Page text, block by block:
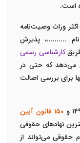
است.
وراث وصیت‌نامه
..........، پذیرش
کارشناسی رسمی
می‌دهد که حتی در
برای بررسی اصالت
۱۵۰ قانون آیین
نهادهای حقوقی
حقوقی می‌تواند از